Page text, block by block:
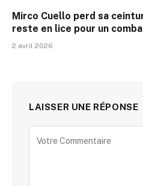
Mirco Cuello perd sa
reste en lice pour un
2 avril 2026
LAISSER UNE RÉPONSE